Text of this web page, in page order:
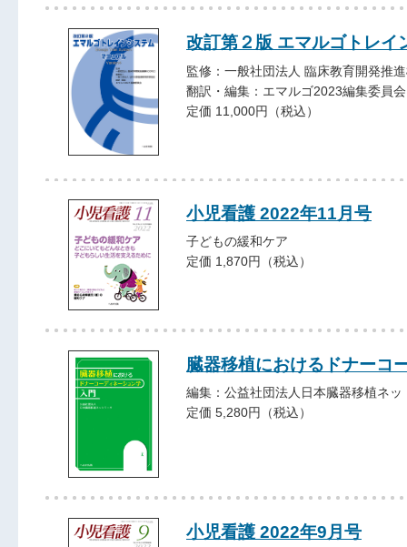
改訂第２版 エマルゴトレイ
監修：一般社団法人 臨床教育開発推
翻訳・編集：エマルゴ2023編集委員会
定価 11,000円（税込）
小児看護 2022年11月号
子どもの緩和ケア
定価 1,870円（税込）
臓器移植におけるドナーコ
編集：公益社団法人日本臓器移植ネッ
定価 5,280円（税込）
小児看護 2022年9月号